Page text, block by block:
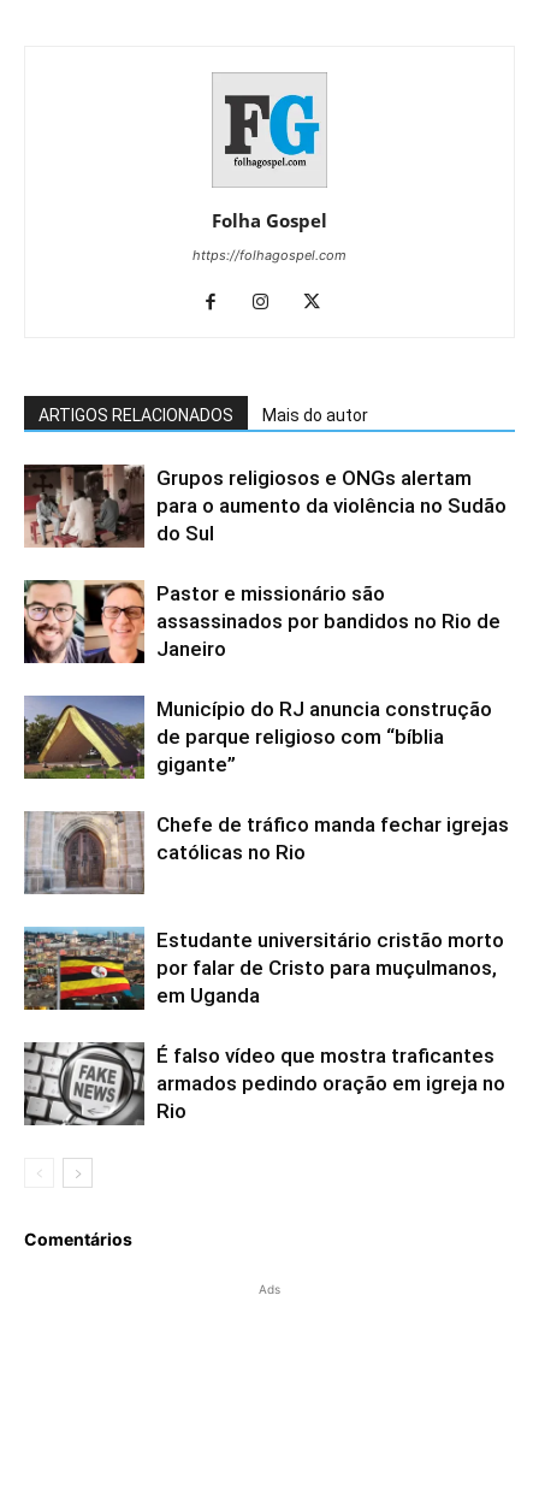
Folha Gospel
https://folhagospel.com
ARTIGOS RELACIONADOS Mais do autor
Grupos religiosos e ONGs alertam
para o aumento da violência no Sudão
do Sul
Pastor e missionário são
assassinados por bandidos no Rio de
Janeiro
Município do RJ anuncia construção
de parque religioso com “bíblia
gigante”
Chefe de tráfico manda fechar igrejas
católicas no Rio
Estudante universitário cristão morto
por falar de Cristo para muçulmanos,
em Uganda
É falso vídeo que mostra traficantes
armados pedindo oração em igreja no
Rio
Comentários
Ads